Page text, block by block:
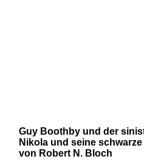
Guy Boothby und der
Nikola und seine
von Robert N. Bloch